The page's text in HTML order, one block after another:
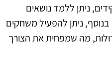
ניתן ללמד נושאים
ניתן להפעיל משחקים
מה שמפחית את הצורך